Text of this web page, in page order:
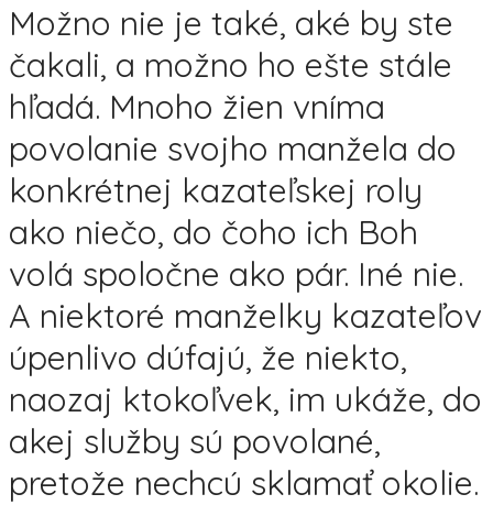
Možno nie je také, aké by ste
čakali, a možno ho ešte stále
hľadá. Mnoho žien vníma
povolanie svojho manžela do
konkrétnej kazateľskej roly
ako niečo, do čoho ich Boh
volá spoločne ako pár. Iné nie.
A niektoré manželky kazateľov
úpenlivo dúfajú, že niekto,
naozaj ktokoľvek, im ukáže, do
akej služby sú povolané,
pretože nechcú sklamať okolie.